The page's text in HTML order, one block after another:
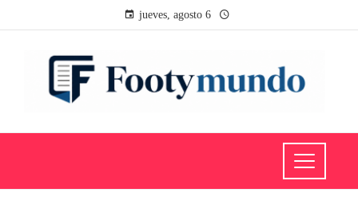
jueves, agosto 6